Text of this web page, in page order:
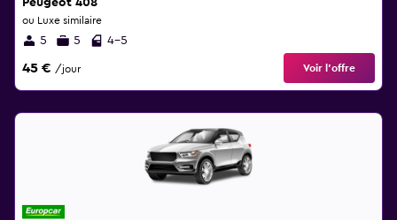
Peugeot 408
ou Luxe similaire
5 5 4-5
45 € /jour Voir l’offre